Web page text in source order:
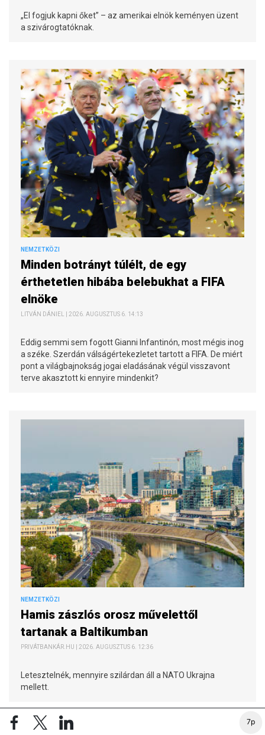
7p
„El fogjuk kapni őket” – az amerikai elnök keményen üzent
a szivárogtatóknak.
NEMZETKÖZI
Minden botrányt túlélt, de egy
érthetetlen hibába belebukhat a FIFA
elnöke
LITVÁN DÁNIEL | 2026. AUGUSZTUS 6. 14:13
Eddig semmi sem fogott Gianni Infantinón, most mégis inog
a széke. Szerdán válságértekezletet tartott a FIFA. De miért
pont a világbajnokság jogai eladásának végül visszavont
terve akasztott ki ennyire mindenkit?
NEMZETKÖZI
Hamis zászlós orosz művelettől
tartanak a Baltikumban
PRIVÁTBANKÁR.HU | 2026. AUGUSZTUS 6. 12:36
Letesztelnék, mennyire szilárdan áll a NATO Ukrajna
mellett.
HETI TOP